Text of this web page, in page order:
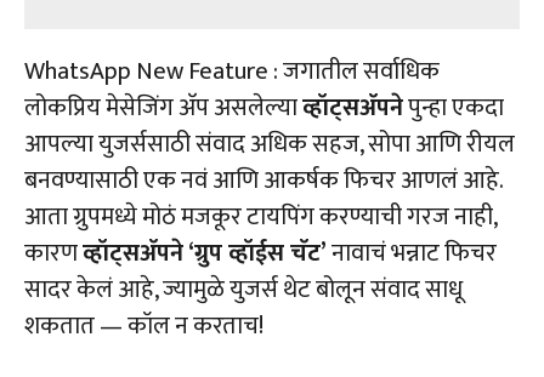
WhatsApp New Feature : जगातील सर्वाधिक
लोकप्रिय मेसेजिंग अ‍ॅप असलेल्याव्हॉट्सअ‍ॅपनेपुन्हा एकदा
आपल्या युजर्ससाठी संवाद अधिक सहज, सोपा आणि रीयल
बनवण्यासाठी एक नवं आणि आकर्षक फिचर आणलं आहे.
आता ग्रुपमध्ये मोठं मजकूर टायपिंग करण्याची गरज नाही,
कारणव्हॉट्सअ‍ॅपने ‘ग्रुप व्हॉईस चॅट’नावाचं भन्नाट फिचर
सादर केलं आहे, ज्यामुळे युजर्स थेट बोलून संवाद साधू
शकतात — कॉल न करताच!